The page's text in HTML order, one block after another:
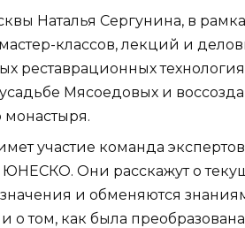
Наталья Сергунина, в
классов, лекций и
реставрационных
Мясоедовых и
участие команда
ЮНЕСКО. Они расскажут о
и обменяются
о том, как была